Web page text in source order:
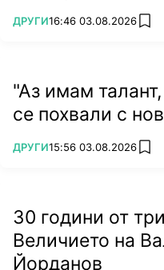
ПОВЕЧЕ ОТ
ДРУГИ16:46 03.08.2026 add
"Аз имам
се похвали с
ПОВЕЧЕ ОТ
ДРУГИ15:56 03.08.2026 add
30 години от
Величието на
Йорданов